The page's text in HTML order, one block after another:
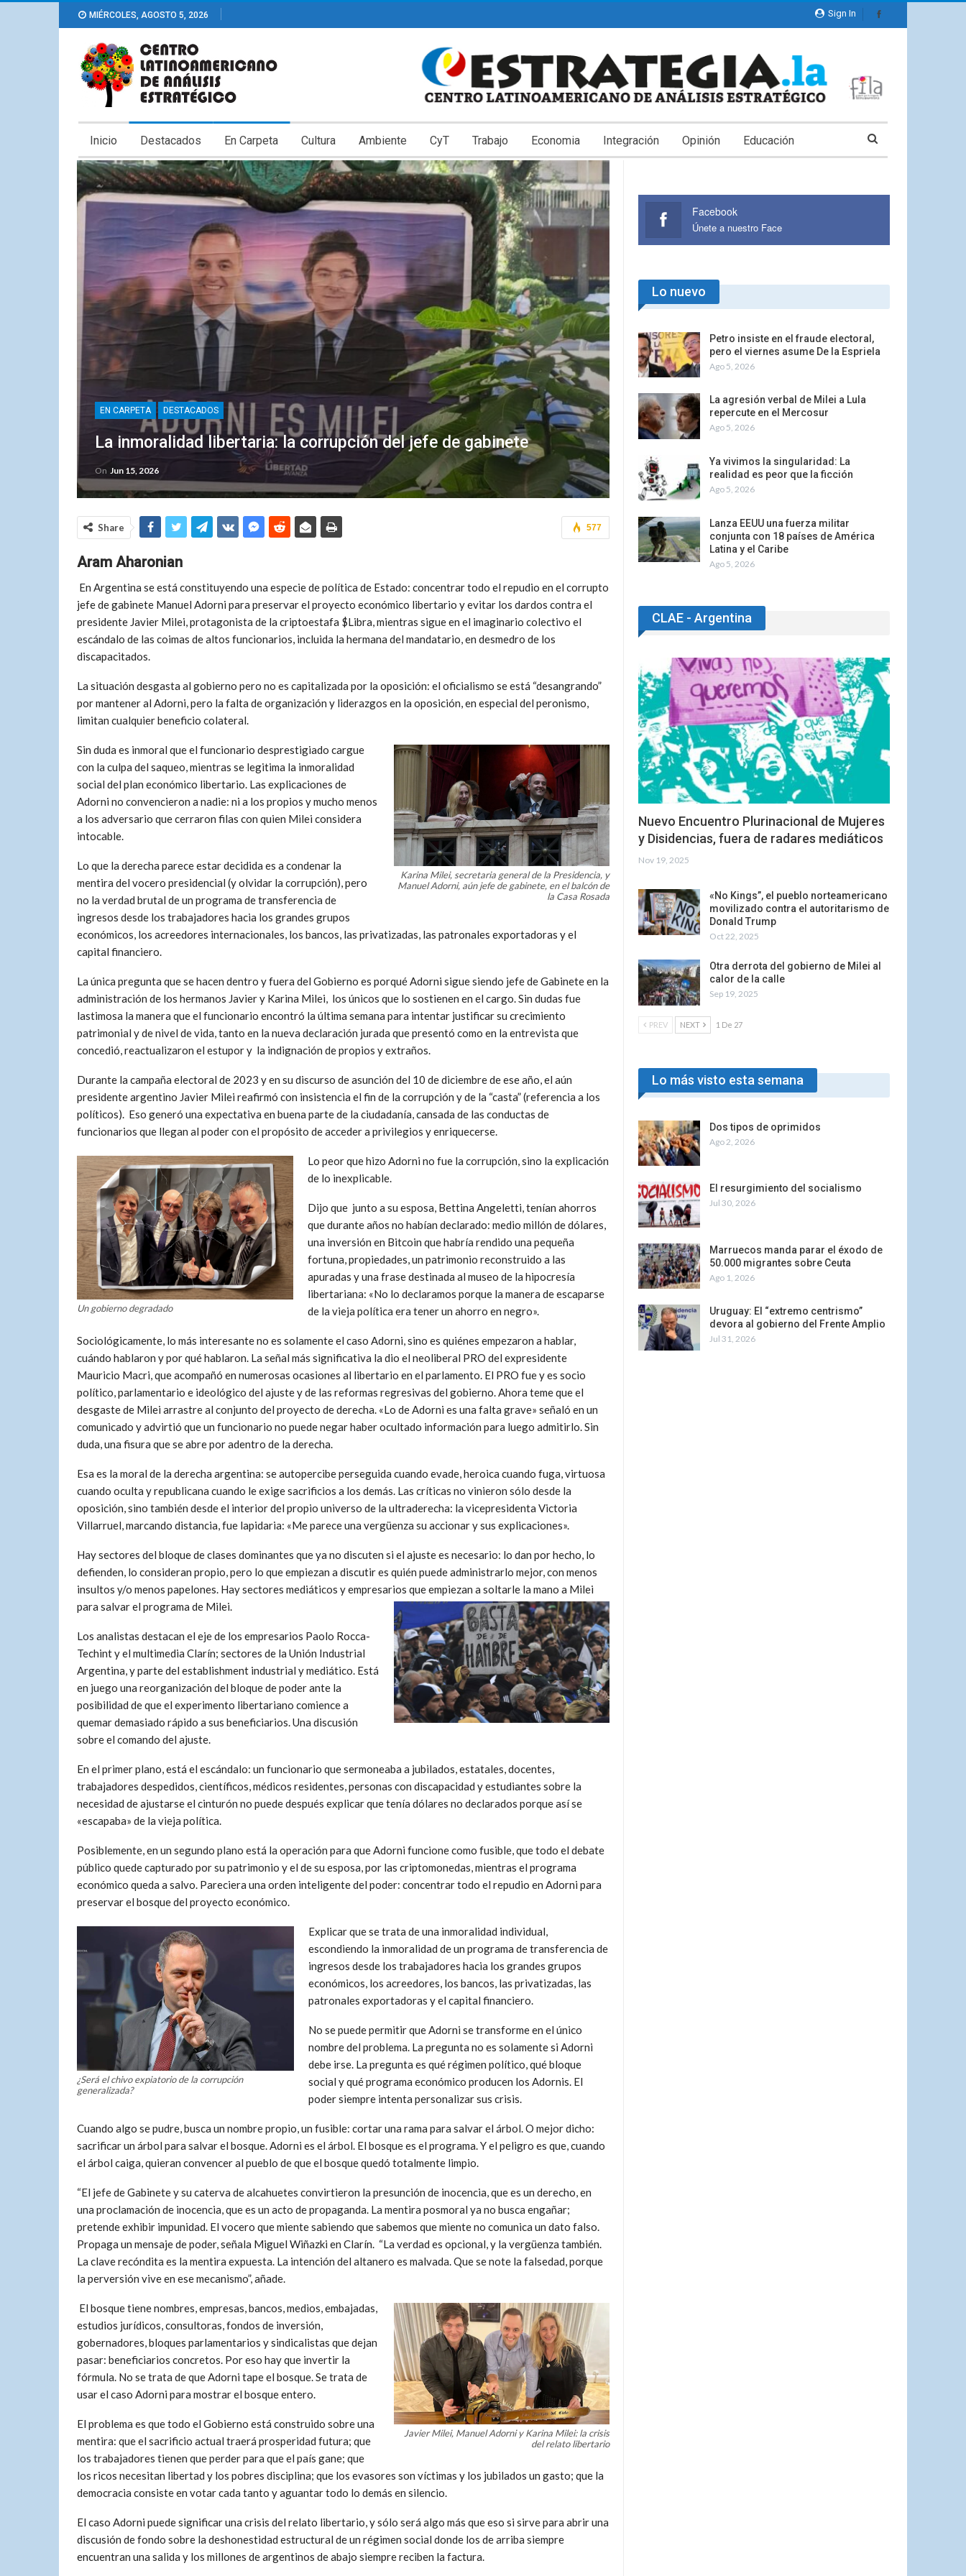
Sign In
MIÉRCOLES, AGOSTO 5, 2026
Inicio Destacados En Carpeta Cultura Ambiente CyT Trabajo Economia Integración Opinión Educación
EN CARPETA DESTACADOS
La inmoralidad libertaria: la corrupción del jefe de gabinete
On Jun 15, 2026
577
Share
Aram Aharonian
En Argentina se está constituyendo una especie de política de Estado: concentrar todo el repudio en el corrupto
jefe de gabinete Manuel Adorni para preservar el proyecto económico libertario y evitar los dardos contra el
presidente Javier Milei, protagonista de la criptoestafa $Libra, mientras sigue en el imaginario colectivo el
escándalo de las coimas de altos funcionarios, incluida la hermana del mandatario, en desmedro de los
discapacitados.
La situación desgasta al gobierno pero no es capitalizada por la oposición: el oficialismo se está “desangrando”
por mantener al Adorni, pero la falta de organización y liderazgos en la oposición, en especial del peronismo,
limitan cualquier beneficio colateral.
Karina Milei, secretaria general de la Presidencia, y
Manuel Adorni, aún jefe de gabinete, en el balcón de
la Casa Rosada
Sin duda es inmoral que el funcionario desprestigiado cargue
con la culpa del saqueo, mientras se legitima la inmoralidad
social del plan económico libertario. Las explicaciones de
Adorni no convencieron a nadie: ni a los propios y mucho menos
a los adversario que cerraron filas con quien Milei considera
intocable.
Lo que la derecha parece estar decidida es a condenar la
mentira del vocero presidencial (y olvidar la corrupción), pero
no la verdad brutal de un programa de transferencia de
ingresos desde los trabajadores hacia los grandes grupos
económicos, los acreedores internacionales, los bancos, las privatizadas, las patronales exportadoras y el
capital financiero.
La única pregunta que se hacen dentro y fuera del Gobierno es porqué Adorni sigue siendo jefe de Gabinete en la
administración de los hermanos Javier y Karina Milei, los únicos que lo sostienen en el cargo. Sin dudas fue
lastimosa la manera que el funcionario encontró la última semana para intentar justificar su crecimiento
patrimonial y de nivel de vida, tanto en la nueva declaración jurada que presentó como en la entrevista que
concedió, reactualizaron el estupor y la indignación de propios y extraños.
Durante la campaña electoral de 2023 y en su discurso de asunción del 10 de diciembre de ese año, el aún
presidente argentino Javier Milei reafirmó con insistencia el fin de la corrupción y de la “casta” (referencia a los
políticos). Eso generó una expectativa en buena parte de la ciudadanía, cansada de las conductas de
funcionarios que llegan al poder con el propósito de acceder a privilegios y enriquecerse.
Un gobierno degradado
Lo peor que hizo Adorni no fue la corrupción, sino la explicación
de lo inexplicable.
Dijo que junto a su esposa, Bettina Angeletti, tenían ahorros
que durante años no habían declarado: medio millón de dólares,
una inversión en Bitcoin que habría rendido una pequeña
fortuna, propiedades, un patrimonio reconstruido a las
apuradas y una frase destinada al museo de la hipocresía
libertariana: «No lo declaramos porque la manera de escaparse
de la vieja política era tener un ahorro en negro».
Sociológicamente, lo más interesante no es solamente el caso Adorni, sino es quiénes empezaron a hablar,
cuándo hablaron y por qué hablaron. La señal más significativa la dio el neoliberal PRO del expresidente
Mauricio Macri, que acompañó en numerosas ocasiones al libertario en el parlamento. El PRO fue y es socio
político, parlamentario e ideológico del ajuste y de las reformas regresivas del gobierno. Ahora teme que el
desgaste de Milei arrastre al conjunto del proyecto de derecha. «Lo de Adorni es una falta grave» señaló en un
comunicado y advirtió que un funcionario no puede negar haber ocultado información para luego admitirlo. Sin
duda, una fisura que se abre por adentro de la derecha.
Esa es la moral de la derecha argentina: se autopercibe perseguida cuando evade, heroica cuando fuga, virtuosa
cuando oculta y republicana cuando le exige sacrificios a los demás. Las críticas no vinieron sólo desde la
oposición, sino también desde el interior del propio universo de la ultraderecha: la vicepresidenta Victoria
Villarruel, marcando distancia, fue lapidaria: «Me parece una vergüenza su accionar y sus explicaciones».
Hay sectores del bloque de clases dominantes que ya no discuten si el ajuste es necesario: lo dan por hecho, lo
defienden, lo consideran propio, pero lo que empiezan a discutir es quién puede administrarlo mejor, con menos
insultos y/o menos papelones. Hay sectores mediáticos y empresarios que empiezan a soltarle la mano a Milei
para salvar el programa de Milei.
Los analistas destacan el eje de los empresarios Paolo Rocca-
Techint y el multimedia Clarín; sectores de la Unión Industrial
Argentina, y parte del establishment industrial y mediático. Está
en juego una reorganización del bloque de poder ante la
posibilidad de que el experimento libertariano comience a
quemar demasiado rápido a sus beneficiarios. Una discusión
sobre el comando del ajuste.
En el primer plano, está el escándalo: un funcionario que sermoneaba a jubilados, estatales, docentes,
trabajadores despedidos, científicos, médicos residentes, personas con discapacidad y estudiantes sobre la
necesidad de ajustarse el cinturón no puede después explicar que tenía dólares no declarados porque así se
«escapaba» de la vieja política.
Posiblemente, en un segundo plano está la operación para que Adorni funcione como fusible, que todo el debate
público quede capturado por su patrimonio y el de su esposa, por las criptomonedas, mientras el programa
económico queda a salvo. Pareciera una orden inteligente del poder: concentrar todo el repudio en Adorni para
preservar el bosque del proyecto económico.
¿Será el chivo expiatorio de la corrupción
generalizada?
Explicar que se trata de una inmoralidad individual,
escondiendo la inmoralidad de un programa de transferencia de
ingresos desde los trabajadores hacia los grandes grupos
económicos, los acreedores, los bancos, las privatizadas, las
patronales exportadoras y el capital financiero.
No se puede permitir que Adorni se transforme en el único
nombre del problema. La pregunta no es solamente si Adorni
debe irse. La pregunta es qué régimen político, qué bloque
social y qué programa económico producen los Adornis. El
poder siempre intenta personalizar sus crisis.
Cuando algo se pudre, busca un nombre propio, un fusible: cortar una rama para salvar el árbol. O mejor dicho:
sacrificar un árbol para salvar el bosque. Adorni es el árbol. El bosque es el programa. Y el peligro es que, cuando
el árbol caiga, quieran convencer al pueblo de que el bosque quedó totalmente limpio.
“El jefe de Gabinete y su caterva de alcahuetes convirtieron la presunción de inocencia, que es un derecho, en
una proclamación de inocencia, que es un acto de propaganda. La mentira posmoral ya no busca engañar;
pretende exhibir impunidad. El vocero que miente sabiendo que sabemos que miente no comunica un dato falso.
Propaga un mensaje de poder, señala Miguel Wiñazki en Clarín. “La verdad es opcional, y la vergüenza también.
La clave recóndita es la mentira expuesta. La intención del altanero es malvada. Que se note la falsedad, porque
la perversión vive en ese mecanismo”, añade.
Javier Milei, Manuel Adorni y Karina Milei: la crisis
del relato libertario
El bosque tiene nombres, empresas, bancos, medios, embajadas,
estudios jurídicos, consultoras, fondos de inversión,
gobernadores, bloques parlamentarios y sindicalistas que dejan
pasar: beneficiarios concretos. Por eso hay que invertir la
fórmula. No se trata de que Adorni tape el bosque. Se trata de
usar el caso Adorni para mostrar el bosque entero.
El problema es que todo el Gobierno está construido sobre una
mentira: que el sacrificio actual traerá prosperidad futura; que
los trabajadores tienen que perder para que el país gane; que
los ricos necesitan libertad y los pobres disciplina; que los evasores son víctimas y los jubilados un gasto; que la
democracia consiste en votar cada tanto y aguantar todo lo demás en silencio.
El caso Adorni puede significar una crisis del relato libertario, y sólo será algo más que eso si sirve para abrir una
discusión de fondo sobre la deshonestidad estructural de un régimen social donde los de arriba siempre
encuentran una salida y los millones de argentinos de abajo siempre reciben la factura.
Facebook
Únete a nuestro Face
Lo nuevo
Petro insiste en el fraude electoral,
pero el viernes asume De la Espriela
Ago 5, 2026
La agresión verbal de Milei a Lula
repercute en el Mercosur
Ago 5, 2026
Ya vivimos la singularidad: La
realidad es peor que la ficción
Ago 5, 2026
Lanza EEUU una fuerza militar
conjunta con 18 países de América
Latina y el Caribe
Ago 5, 2026
CLAE - Argentina
Nuevo Encuentro Plurinacional de Mujeres
y Disidencias, fuera de radares mediáticos
Nov 19, 2025
«No Kings”, el pueblo norteamericano
movilizado contra el autoritarismo de
Donald Trump
Oct 22, 2025
Otra derrota del gobierno de Milei al
calor de la calle
Sep 19, 2025
PREV NEXT 1 De 27
Lo más visto esta semana
Dos tipos de oprimidos
Ago 2, 2026
El resurgimiento del socialismo
Jul 30, 2026
Marruecos manda parar el éxodo de
50.000 migrantes sobre Ceuta
Ago 1, 2026
Uruguay: El “extremo centrismo”
devora al gobierno del Frente Amplio
Jul 31, 2026